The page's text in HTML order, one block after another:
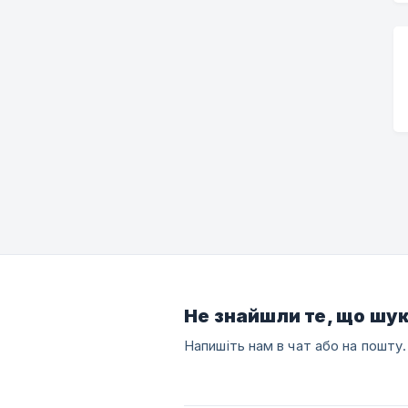
Не знайшли те, що
Напишіть нам в чат або на пошту.